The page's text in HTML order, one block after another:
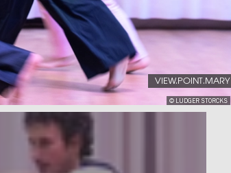
© LUDGER STORCKS
VIEW.POINT.MARY